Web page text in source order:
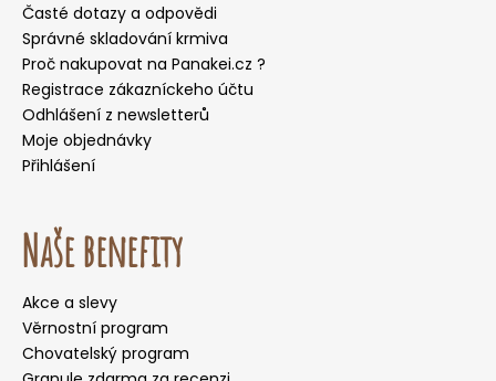
Časté dotazy a odpovědi
Správné skladování krmiva
Proč nakupovat na Panakei.cz ?
Registrace zákazníckeho účtu
Odhlášení z newsletterů
Moje objednávky
Přihlášení
Naše benefity
Akce a slevy
Věrnostní program
Chovatelský program